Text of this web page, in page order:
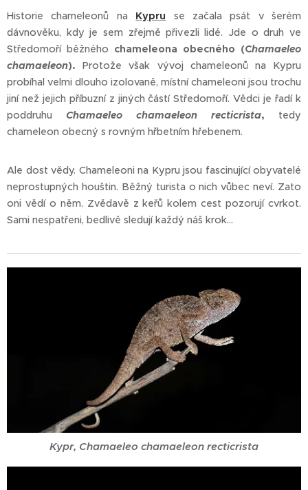
Historie chameleonů na Kypru se začala psát v šerém
dávnověku, kdy je sem zřejmě přivezli lidé. Jde o druh ve
Středomoří běžného chameleona obecného (Chamaeleo
chamaeleon).Protože však vývoj chameleonů na Kypru
probíhal velmi dlouho izolovaně, místní chameleoni jsou trochu
jiní než jejich příbuzní z jiných částí Středomoří. Vědci je řadí k
poddruhu Chamaeleo chamaeleon recticrista, tedy
chameleon obecný s rovným hřbetním hřebenem.
Ale dost vědy. Chameleoni na Kypru jsou fascinující obyvatelé
neprostupných houštin. Běžný turista o nich vůbec neví. Zato
oni vědí o něm. Zvědavě z keřů kolem cest pozorují cvrkot.
Sami nespatřeni, bedlivě sledují každý náš krok...
Kypr, Chamaeleo chamaeleon recticrista